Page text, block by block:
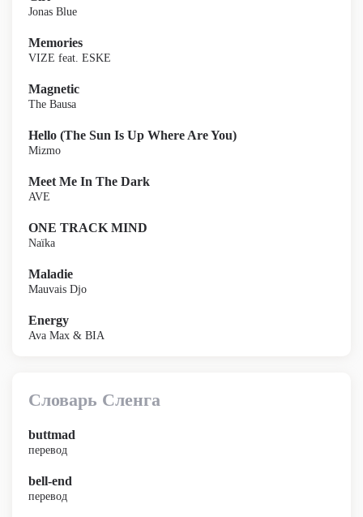
Jonas Blue
Memories
VIZE feat. ESKE
Magnetic
The Bausa
Hello (The Sun Is Up Where Are You)
Mizmo
Meet Me In The Dark
AVE
ONE TRACK MIND
Naïka
Maladie
Mauvais Djo
Energy
Ava Max & BIA
Словарь Сленга
buttmad
перевод
bell-end
перевод